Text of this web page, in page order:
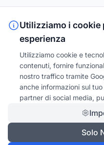
Utilizziamo i cookie
esperienza
Utilizziamo cookie e
contenuti, fornire
nostro traffico tramite
anche informazioni sul
partner di social media,
Solo